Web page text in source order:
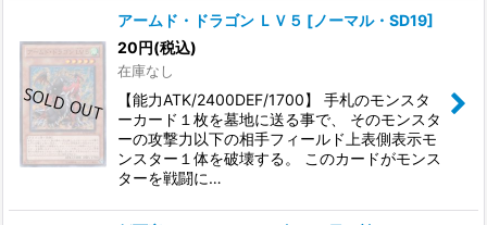
アームド・ドラゴン ＬＶ５ [ノーマル・SD19]
20円(税込)
在庫なし
【能力ATK/2400DEF/1700】 手札のモンスタ
ーカード１枚を墓地に送る事で、 そのモンスタ
ーの攻撃力以下の相手フィールド上表側表示モ
ンスター１体を破壊する。 このカードがモンス
ターを戦闘に…